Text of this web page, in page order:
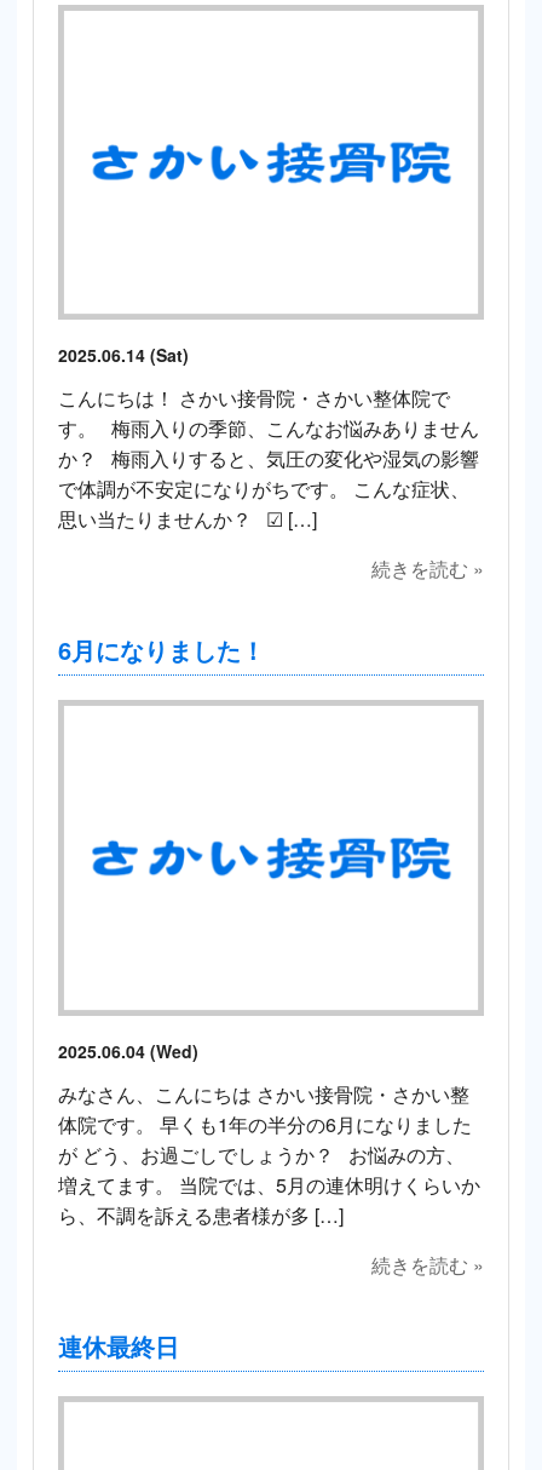
2025.06.14 (Sat)
こんにちは！ さかい接骨院・さかい整体院で
す。 梅雨入りの季節、こんなお悩みありません
か？ 梅雨入りすると、気圧の変化や湿気の影響
で体調が不安定になりがちです。 こんな症状、
思い当たりませんか？ ☑ […]
続きを読む »
6月になりました！
2025.06.04 (Wed)
みなさん、こんにちは さかい接骨院・さかい整
体院です。 早くも1年の半分の6月になりました
が どう、お過ごしでしょうか？ お悩みの方、
増えてます。 当院では、5月の連休明けくらいか
ら、不調を訴える患者様が多 […]
続きを読む »
連休最終日